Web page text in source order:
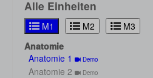
Alle Einheiten
M1 M2
M3
Anatomie
Anatomie 1
Demo
Anatomie 2 Demo